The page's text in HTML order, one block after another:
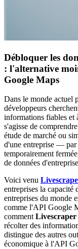
Débloquer les
: l'alternative
Google Maps
Dans le monde actuel
développeurs
informations fiables et
s'agisse de
étude de marché ou
d'une entreprise — par
temporairement
de données
Voici venu
entreprises la capacité
entreprises du monde
comme l'API Google
commentLivescraper
récolter des
distingue des autres
économique à l'API